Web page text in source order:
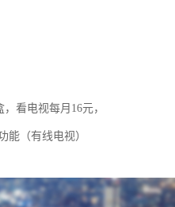
看电视每月16元，
能（有线电视）